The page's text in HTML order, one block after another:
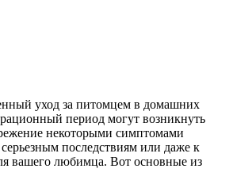
уход за питомцем в домашних
период могут возникнуть
некоторыми симптомами
последствиям или даже к
вашего любимца. Вот основные из